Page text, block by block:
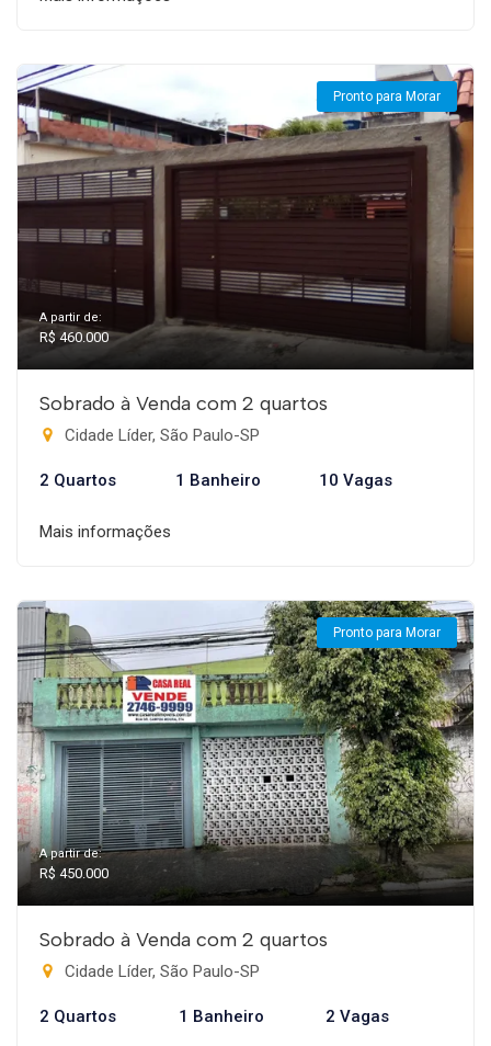
Pronto para Morar
A partir de:
R$ 460.000
Sobrado à Venda com 2 quartos
Cidade Líder, São Paulo-SP
2 Quartos 1 Banheiro 10 Vagas
Mais informações
Pronto para Morar
A partir de:
R$ 450.000
Sobrado à Venda com 2 quartos
Cidade Líder, São Paulo-SP
2 Quartos 1 Banheiro 2 Vagas